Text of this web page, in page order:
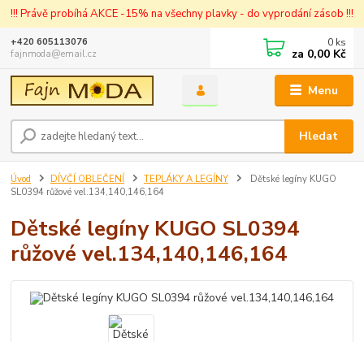
!!! Právě probíhá AKCE -15% na všechny plavky - do vyprodání zásob !!!
Menu
Hledat
+420 605113076
fajnmoda@email.cz
0 ks
za 0,00 Kč
Úvod DÍVČÍ OBLEČENÍ TEPLÁKY A LEGÍNY
Dětské legíny KUGO
SL0394 růžové vel.134,140,146,164
Dětské legíny KUGO SL0394
růžové vel.134,140,146,164